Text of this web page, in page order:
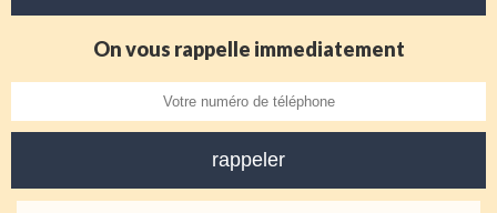
On vous rappelle immediatement